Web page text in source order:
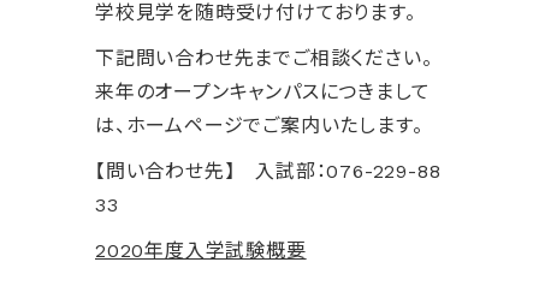
学校見学を随時受け付けております。
下記問い合わせ先までご相談ください。
来年のオープンキャンパスにつきまして
は、ホームページでご案内いたします。
【問い合わせ先】 入試部：076-229-88
33
2020年度入学試験概要